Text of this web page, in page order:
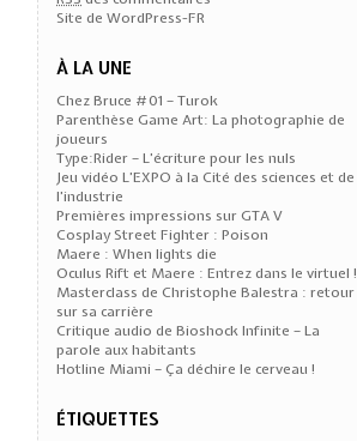
Site de WordPress-FR
À LA UNE
Chez Bruce #01 – Turok
Parenthèse Game Art: La photographie de
joueurs
Type:Rider – L’écriture pour les nuls
Jeu vidéo L’EXPO à la Cité des sciences et de
l’industrie
Premières impressions sur GTA V
Cosplay Street Fighter : Poison
Maere : When lights die
Oculus Rift et Maere : Entrez dans le virtuel !
Masterclass de Christophe Balestra : retour
sur sa carrière
Critique audio de Bioshock Infinite – La
parole aux habitants
Hotline Miami – Ça déchire le cerveau !
ÉTIQUETTES